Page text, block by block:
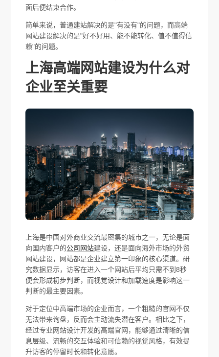
面后便结束合作。
简单来说，普通建站解决的是"有没有"的问题，而高端
网站建设解决的是"好不好用、能不能转化、值不值得信
赖"的问题。
上海高端网站建设为什么对
企业至关重要
上海是中国对外商业交流最密集的城市之一，无论是面
向国内客户的公司网站建设，还是面向海外市场的外贸
网站建设，网站都是企业建立第一印象的核心渠道。研
究数据显示，访客在进入一个网站后平均只需不到8秒
便会形成初步判断，而视觉设计和加载速度是影响这一
判断的最主要因素。
对于定位中高端市场的企业而言，一个粗糙的官网不仅
无法带来询盘，反而会主动流失潜在客户。相比之下，
经过专业网站设计开发的高端官网，能够通过清晰的信
息层级、流畅的交互体验和可信赖的视觉风格，有效提
升访客的停留时长和转化意愿。